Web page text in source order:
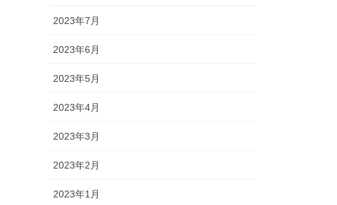
2023年7月
2023年6月
2023年5月
2023年4月
2023年3月
2023年2月
2023年1月